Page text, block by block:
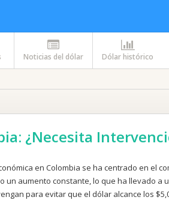
Noticias del dólar Dólar histórico
¿Necesita
en Colombia se ha centrado en el
aumento constante, lo que ha llevado a
para evitar que el dólar alcance los